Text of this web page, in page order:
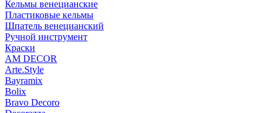
Кельмы венецианские
Пластиковые кельмы
Шпатель венецианский
Ручной инструмент
Краски
AM DECOR
Arte.Style
Bayramix
Bolix
Bravo Decoro